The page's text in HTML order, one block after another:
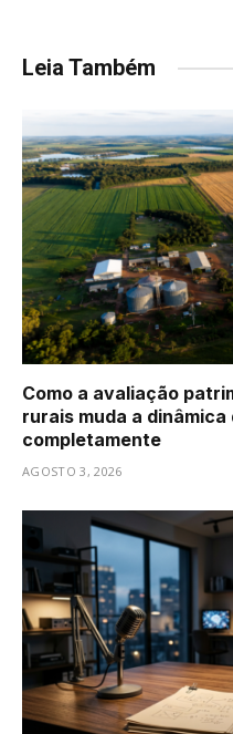
Leia Também
Como a avaliação
rurais muda a
completamente
AGOSTO 3, 2026